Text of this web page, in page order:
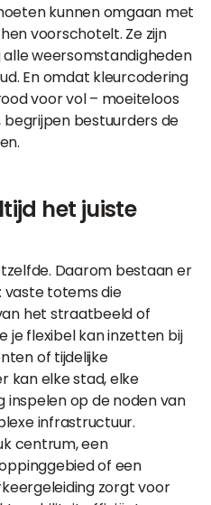
kunnen omgaan met
voorschotelt. Ze zijn
weersomstandigheden
En omdat kleurcodering
voor vol – moeiteloos
bestuurders de
het juiste
Daarom bestaan er
vaste totems die
het straatbeeld of
je flexibel kan inzetten bij
of tijdelijke
kan elke stad, elke
op de noden van
infrastructuur.
centrum, een
of een
zorgt voor